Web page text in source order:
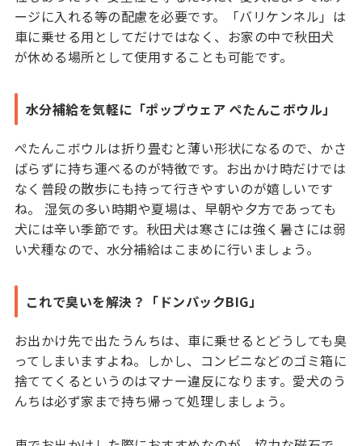
ージに入れる等の配慮を必要です。「バリケンネル」は
車に乗せる用としてだけではなく、お家の中で秋田犬
が休める場所として使用することも可能です。
水分補給を気軽に「ポップウェア ぺたんこボウル」
ぺたんこボウルは折り畳むと薄い形状になるので、かさ
ばらずに持ち運べるのが特徴です。お出かけ時だけでは
なく普段の散歩にも持って行きやすいのが嬉しいです
ね。 湿気の多い時期や夏場は、早朝や夕方であっても
犬には辛い季節です。秋田犬は寒さには強く暑さには弱
い犬種なので、水分補給はこまめに行いましょう。
これで臭いを解決？「ドンパックBIG」
お出かけ先で出たうんちは、車に乗せるとどうしても臭
ってしまいますよね。しかし、コンビニなどのゴミ箱に
捨ててくるというのはマナー違反になります。愛犬のう
んちは必ず家まで持ち帰って処理しましょう。